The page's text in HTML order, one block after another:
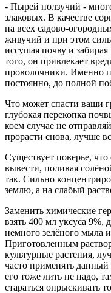
- Пырей ползучий -
злаковых. В качестве
на всех садово-
живучий и при этом
иссушая почву и
того, он привлекает
проволочники. Именно
постоянно, до полной
Что может спасти ваши
глубокая перекопка
коем случае не
прорасти снова, лучше
Существует поверье,
вывести, поливая
так. Сильно
землю, а на слабый
Заменить химические
взять 400 мл уксуса 9%,
немного зелёного мыла
Приготовленным
культурные растения,
часто применять данный
его тоже лить не надо,
стараться опрыскивать